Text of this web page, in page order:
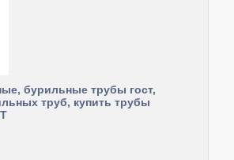
бурильные трубы гост,
труб, купить трубы